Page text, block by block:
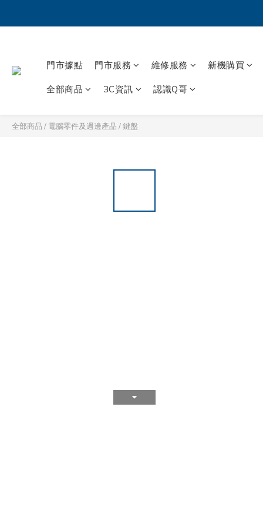
門市據點 門市服務 維修服務 新機購買
全部商品 3C資訊 認識Q哥
全部商品 / 電腦零件及週邊產品 /鍵盤